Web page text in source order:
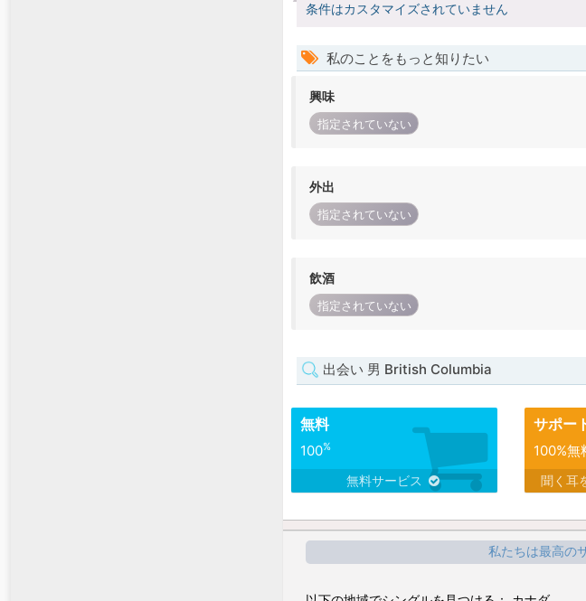
条件はカスタマイズされていません
私のことをもっと知りたい
興味
指定されていない
外出
指定されていない
飲酒
指定されていない
出会い 男 British Columbia
無料
100%
無料サービス
サポー
100%無
聞く耳
私たちは最高の